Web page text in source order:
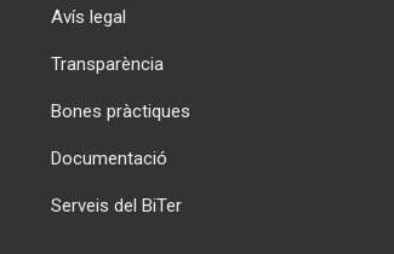
Avís legal
Transparència
Bones pràctiques
Documentació
Serveis del BiTer